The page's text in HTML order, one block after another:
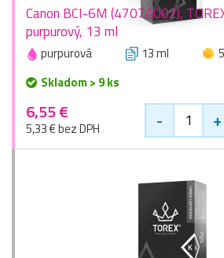
Canon BCI-6M (4707A002),
purpurový, 13 ml
purpurová 13 ml
Skladom > 9 ks
6,55 €
5,33 € bez DPH - +